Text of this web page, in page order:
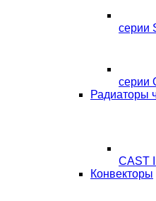
серии
серии
Радиаторы
CAST
Конвекторы